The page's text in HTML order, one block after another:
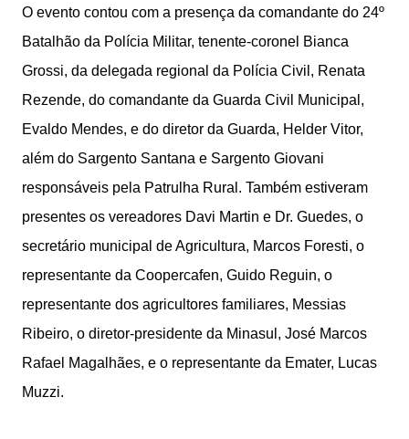
O evento contou com a presença da comandante do 24º
Batalhão da Polícia Militar, tenente-coronel Bianca
Grossi, da delegada regional da Polícia Civil, Renata
Rezende, do comandante da Guarda Civil Municipal,
Evaldo Mendes, e do diretor da Guarda, Helder Vitor,
além do Sargento Santana e Sargento Giovani
responsáveis pela Patrulha Rural. Também estiveram
presentes os vereadores Davi Martin e Dr. Guedes, o
secretário municipal de Agricultura, Marcos Foresti, o
representante da Coopercafen, Guido Reguin, o
representante dos agricultores familiares, Messias
Ribeiro, o diretor-presidente da Minasul, José Marcos
Rafael Magalhães, e o representante da Emater, Lucas
Muzzi.